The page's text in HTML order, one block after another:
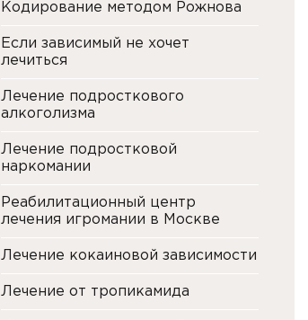
Кодирование методом Рожнова
Если зависимый не хочет
лечиться
Лечение подросткового
алкоголизма
Лечение подростковой
наркомании
Реабилитационный центр
лечения игромании в Москве
Лечение кокаиновой зависимости
Лечение от тропикамида